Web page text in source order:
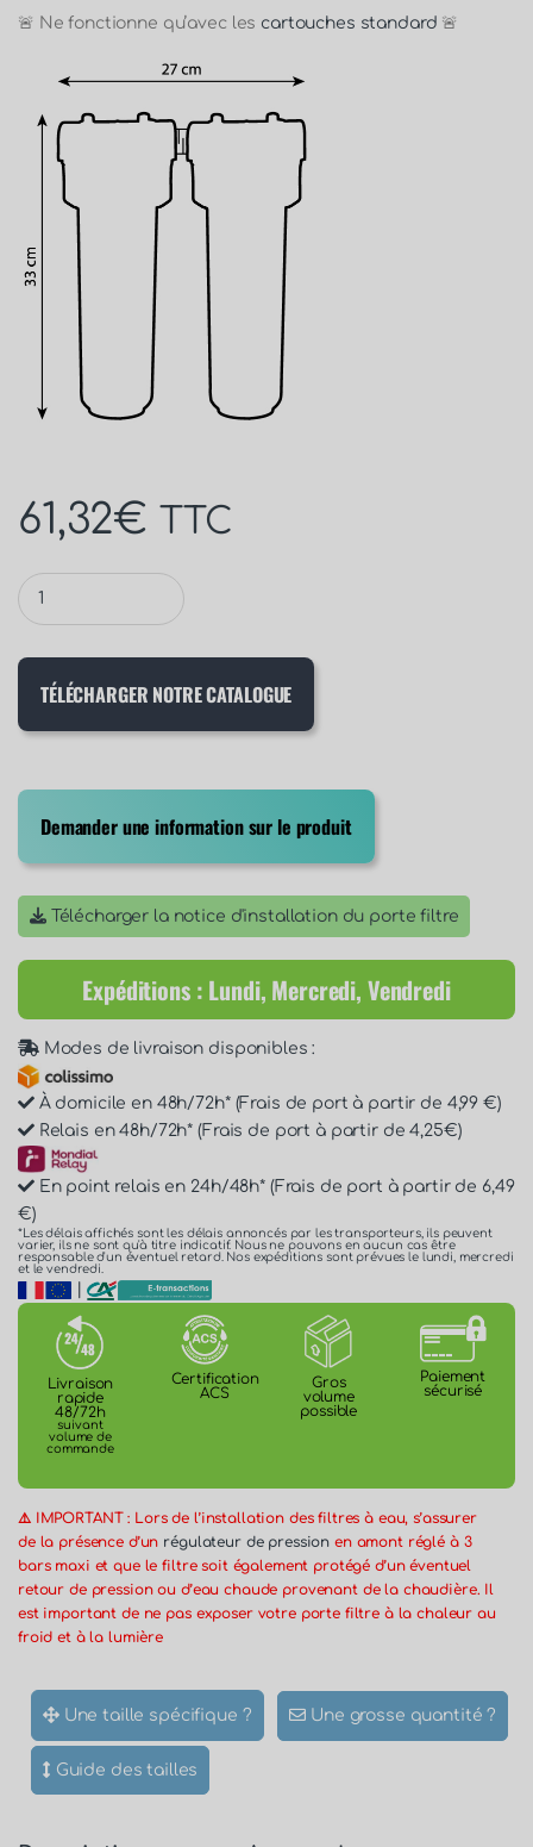
🚨 Ne fonctionne qu’avec les cartouches standard 🚨
61,32€ TTC
TÉLÉCHARGER NOTRE CATALOGUE
Demander une information sur le produit
Télécharger la notice d'installation du porte filtre
Expéditions : Lundi, Mercredi, Vendredi
Modes de livraison disponibles :
À domicile en 48h/72h* (Frais de port à partir de 4,99 €)
Relais en 48h/72h* (Frais de port à partir de 4,25€)
En point relais en 24h/48h* (Frais de port à partir de 6,49
€)
*Les délais affichés sont les délais annoncés par les transporteurs, ils peuvent
varier, ils ne sont qu'à titre indicatif. Nous ne pouvons en aucun cas être
responsable d'un éventuel retard. Nos expéditions sont prévues le lundi, mercredi
et le vendredi.
Livraison
rapide
48/72h
suivant
volume de
commande
Certification
ACS
Gros
volume
possible
Paiement
sécurisé
⚠️ IMPORTANT : Lors de l’installation des filtres à eau, s’assurer
de la présence d’un régulateur de pression en amont réglé à 3
bars maxi et que le filtre soit également protégé d’un éventuel
retour de pression ou d’eau chaude provenant de la chaudière. Il
est important de ne pas exposer votre porte filtre à la chaleur au
froid et à la lumière
Une taille spécifique ? Une grosse quantité ?
Guide des tailles